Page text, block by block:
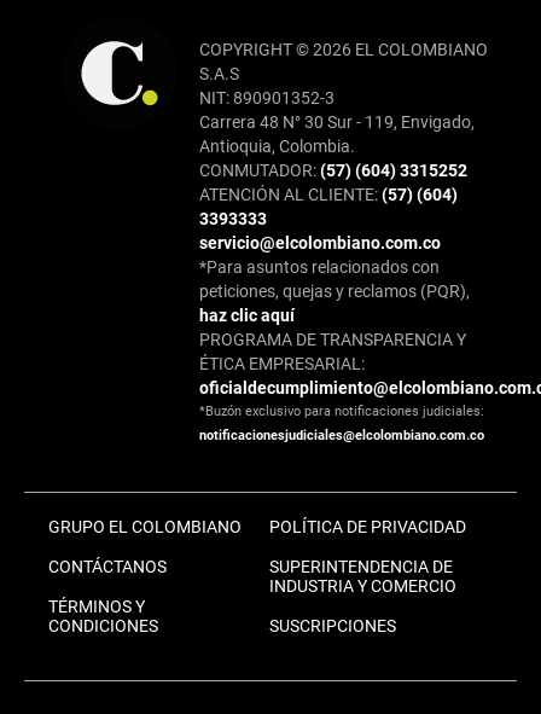
COPYRIGHT © 2026 EL COLOMBIANO
S.A.S
NIT: 890901352-3
Carrera 48 N° 30 Sur - 119, Envigado,
Antioquia, Colombia.
CONMUTADOR:(57) (604) 3315252
ATENCIÓN AL CLIENTE:(57) (604)
3393333
servicio@elcolombiano.com.co
*Para asuntos relacionados con
peticiones, quejas y reclamos (PQR),
haz clic aquí
PROGRAMA DE TRANSPARENCIA Y
ÉTICA EMPRESARIAL:
*Buzón exclusivo para notificaciones judiciales:
notificacionesjudiciales@elcolombiano.com.co
GRUPO EL COLOMBIANO
CONTÁCTANOS
TÉRMINOS Y
CONDICIONES
POLÍTICA DE PRIVACIDAD
SUPERINTENDENCIA DE
INDUSTRIA Y COMERCIO
SUSCRIPCIONES